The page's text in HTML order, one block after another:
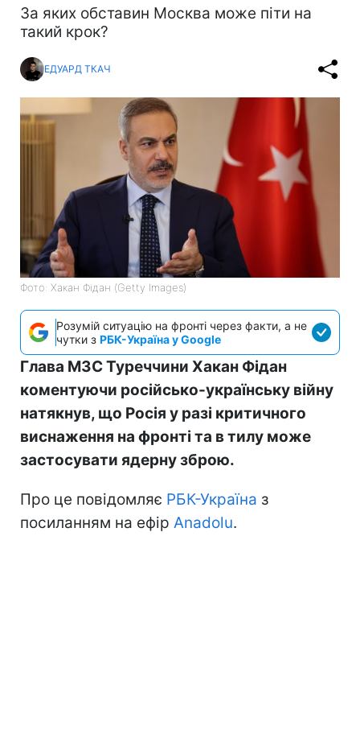
За яких обставин Москва може піти на
такий крок?
ЕДУАРД ТКАЧ
Фото: Хакан Фідан (Getty Images)
Розумій ситуацію на фронті через факти, а не
чутки з РБК-Україна у Google
Глава МЗС Туреччини Хакан Фідан
коментуючи російсько-українську війну
натякнув, що Росія у разі критичного
виснаження на фронті та в тилу може
застосувати ядерну зброю.
Про це повідомляє РБК-Україна з
посиланням на ефір Anadolu.